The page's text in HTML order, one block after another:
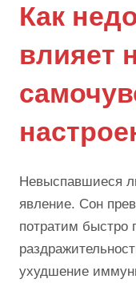
Как
влияет
Невыспавшиеся
явление. Сон
потратим быстро
ухудшение